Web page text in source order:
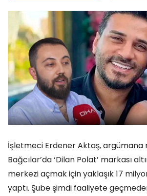
İşletmeci Erdener Aktaş, argümana
Bağcılar’da ‘Dilan Polat’ markası
merkezi açmak için yaklaşık 17
yaptı. Şube şimdi faaliyete